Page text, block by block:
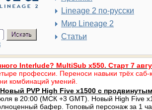
Lineage 2 по-русски
Мир Lineage 2
Статьи
Interlude? MultiSub x550. Старт 7
профессии. Переноси навыки трёх саб-
комбинаций умений.
Новый PVP High Five x1500 с
в 20:00 (МСК +3 GMT). Новый High Five
бафер. Топовый персонаж за 1